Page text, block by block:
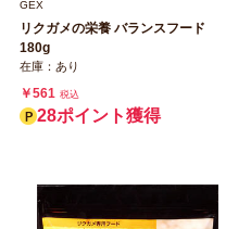
GEX
リクガメの栄養 バランスフード
180g
在庫：あり
￥561 税込
28ポイント獲得